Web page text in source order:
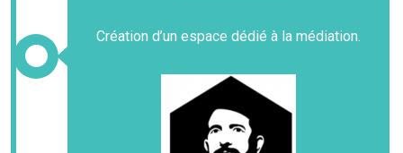
Création d’un espace dédié à la médiation.